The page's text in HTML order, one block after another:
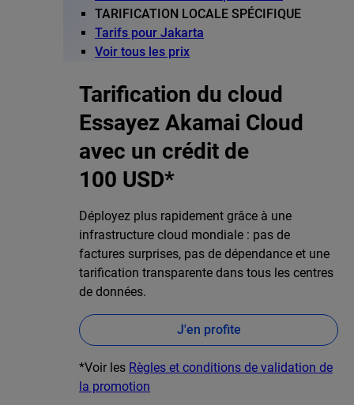
TARIFICATION LOCALE SPÉCIFIQUE
Tarifs pour Jakarta
Voir tous les prix
Tarification du cloud
Essayez Akamai Cloud
avec un crédit de
100 USD*
Déployez plus rapidement grâce à une
infrastructure cloud mondiale : pas de
factures surprises, pas de dépendance et une
tarification transparente dans tous les centres
de données.
J'en profite
*Voir les Règles et conditions de validation de
la promotion